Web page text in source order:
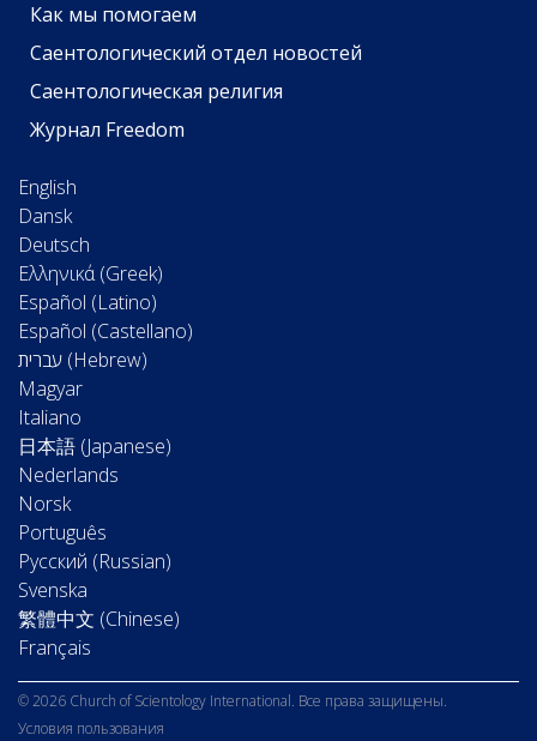
Как мы помогаем
Саентологический отдел новостей
Саентологическая религия
Журнал Freedom
English
Dansk
Deutsch
Ελληνικά (Greek)
Español (Latino)
Español (Castellano)
Magyar
Italiano
日本語 (Japanese)
Nederlands
Norsk
Português
Русский (Russian)
Svenska
繁體中文 (Chinese)
Français
© 2026 Church of Scientology International. Все права защищены.
Условия пользования